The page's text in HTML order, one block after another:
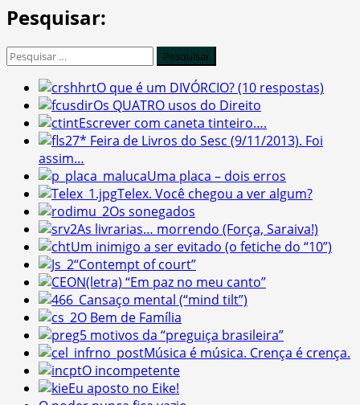
Pesquisar:
Pesquisar
O que é um DIVÓRCIO? (10 respostas)
Os QUATRO usos do Direito
Escrever com caneta tinteiro….
27* Feira de Livros do Sesc (9/11/2013). Foi
assim…
Uma placa – dois erros
Telex. Você chegou a ver algum?
Os sonegados
As livrarias… morrendo (Força, Saraiva!)
Um inimigo a ser evitado (o fetiche do “10”)
“Contempt of court”
(letra) “Em paz no meu canto”
Cansaço mental (“mind tilt”)
O Bem de Família
5 motivos da “preguiça brasileira”
Música é música. Crença é crença.
O incompetente
Eu aposto no Eike!